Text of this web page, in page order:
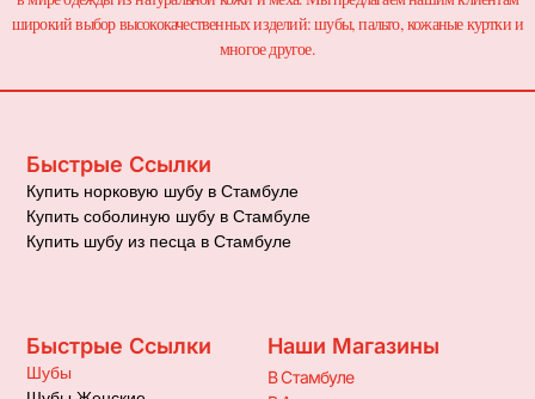
широкий выбор высококачественных изделий: шубы, пальто, кожаные куртки и
многое другое.
Быстрые Ссылки
Купить норковую шубу в Стамбуле
Купить соболиную шубу в Стамбуле
Купить шубу из песца в Стамбуле
Быстрые Ссылки
Шубы
Наши Магазины
В Стамбуле